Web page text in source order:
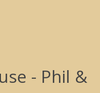
- Phil &